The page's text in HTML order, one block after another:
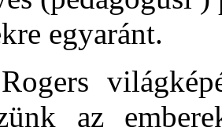
egyaránt.
az